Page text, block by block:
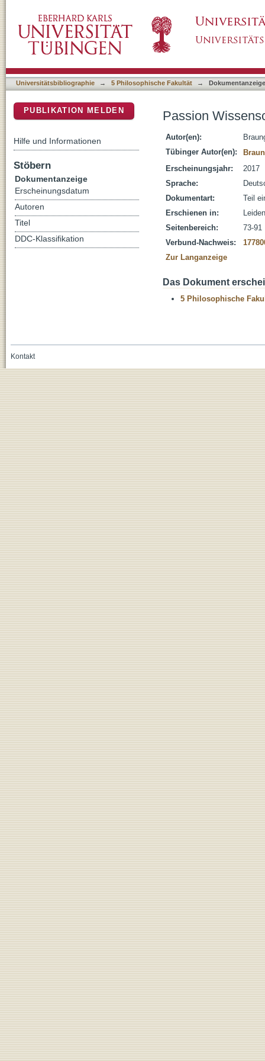
Universitätsbibliographie → 5 Philosophische Fakultät → Dokumentanzeige
Passion
Autor(en):
Tübinger Autor(en):
Erscheinungsjahr:
2017
Sprache:
Dokumentart:
Teil
Erschienen in:
Seitenbereich:
73-91
Verbund-Nachweis:
Zur Langanzeige
Das Dokument
5 Philosophische
PUBLIKATION MELDEN
Hilfe und Informationen
Stöbern
Dokumentanzeige
Erscheinungsdatum
Autoren
Titel
DDC-Klassifikation
Kontakt